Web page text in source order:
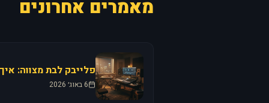
מאמרים אחרונים
פלייבק לבת מצווה:
6 באוג׳ 2026